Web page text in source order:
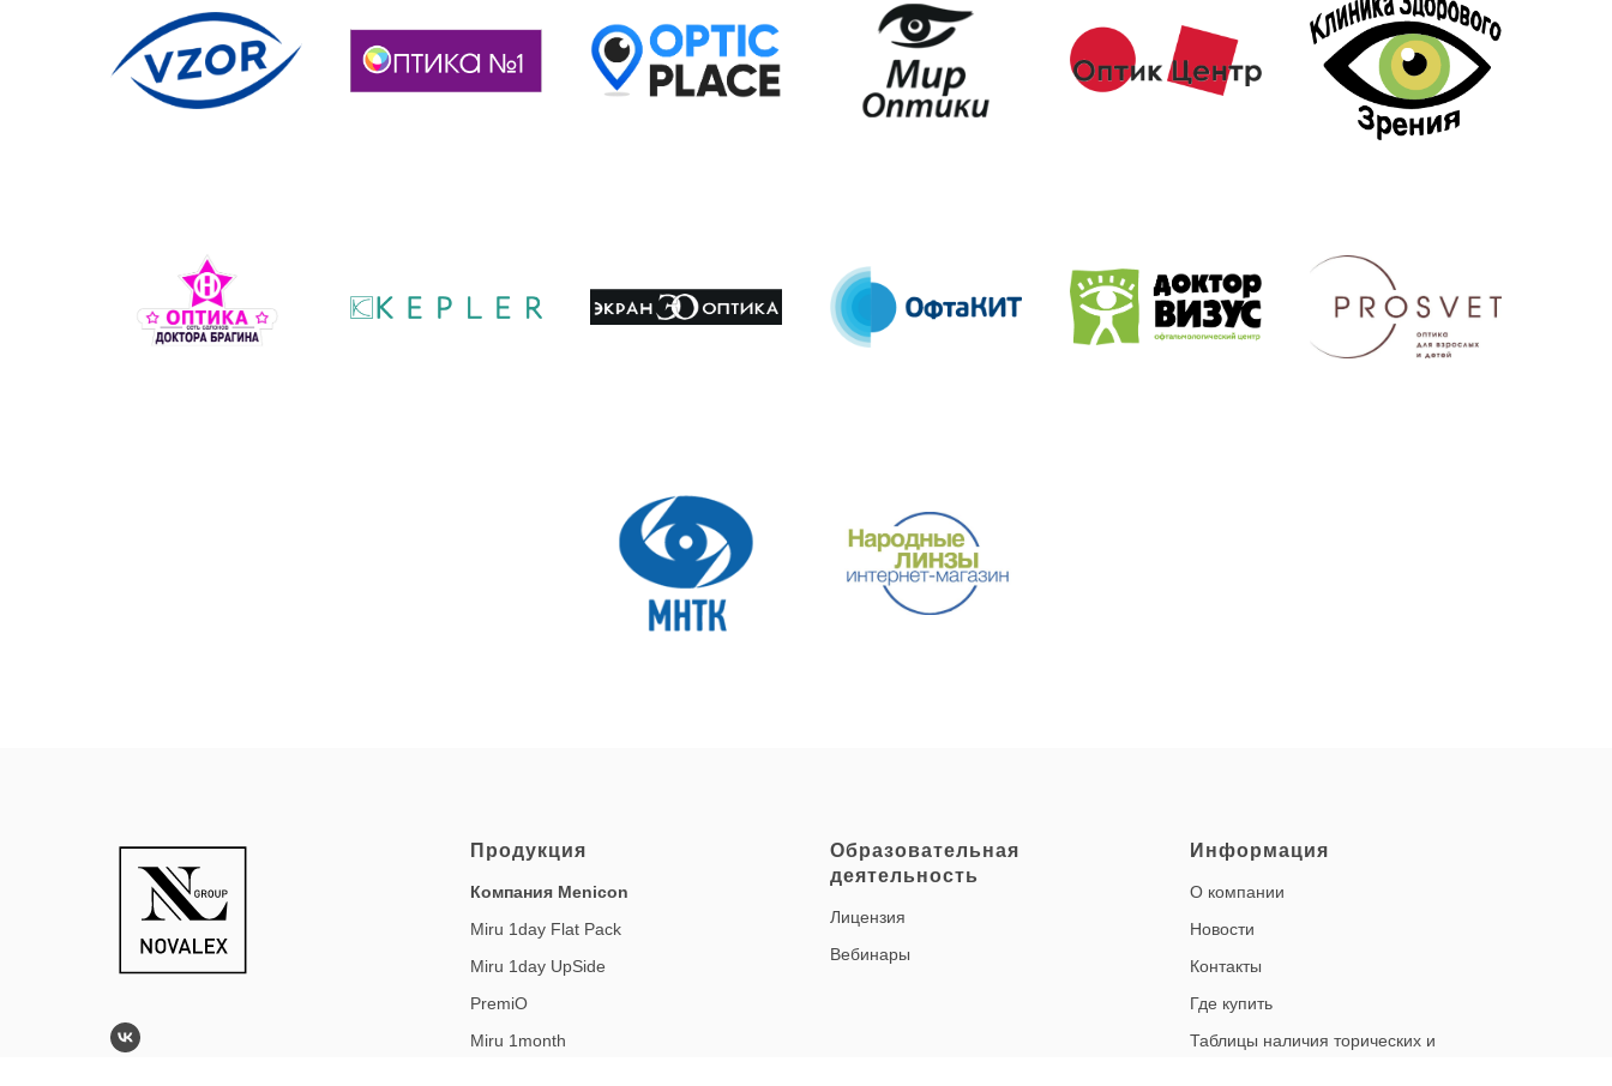
Продукция
Компания Menicon
Miru 1day Flat Pack
Miru 1day UpSide
PremiO
Miru 1month
Образовательная
деятельность
Лицензия
Вебинары
Информация
О компании
Новости
Контакты
Где купить
Таблицы наличия торических и